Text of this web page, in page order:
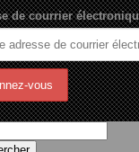
de courrier